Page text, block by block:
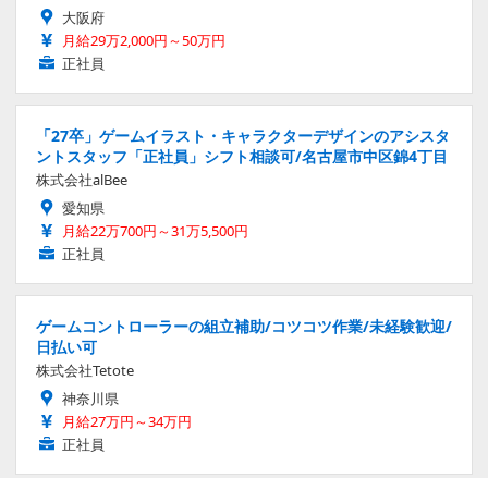
大阪府
月給29万2,000円～50万円
正社員
「27卒」ゲームイラスト・キャラクターデザインのアシスタ
ントスタッフ「正社員」シフト相談可/名古屋市中区錦4丁目
株式会社alBee
愛知県
月給22万700円～31万5,500円
正社員
ゲームコントローラーの組立補助/コツコツ作業/未経験歓迎/
日払い可
株式会社Tetote
神奈川県
月給27万円～34万円
正社員